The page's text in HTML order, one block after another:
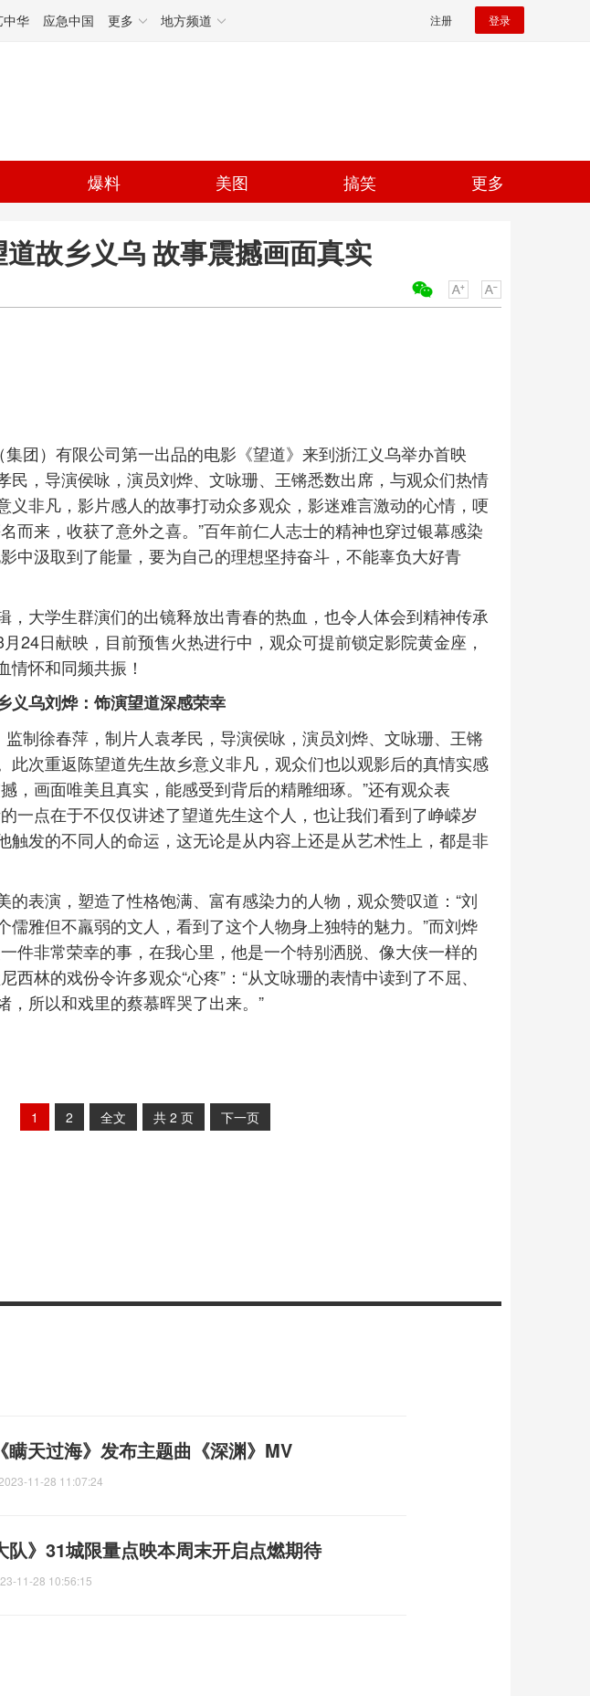
中华 应急中国 更多 地方频道 注册 登录
爆料 美图 搞笑 更多
道故乡义乌 故事震撼画面真实
团）有限公司第一出品的电影《望道》来到浙江义乌举办首映
民，导演侯咏，演员刘烨、文咏珊、王锵悉数出席，与观众们热情
义非凡，影片感人的故事打动众多观众，影迷难言激动的心情，哽
而来，收获了意外之喜。”百年前仁人志士的精神也穿过银幕感染
中汲取到了能量，要为自己的理想坚持奋斗，不能辜负大好青
，大学生群演们的出镜释放出青春的热血，也令人体会到精神传承
24日献映，目前预售火热进行中，观众可提前锁定影院黄金座，
情怀和同频共振！
义乌刘烨：饰演望道深感荣幸
制徐春萍，制片人袁孝民，导演侯咏，演员刘烨、文咏珊、王锵
此次重返陈望道先生故乡意义非凡，观众们也以观影后的真情实感
，画面唯美且真实，能感受到背后的精雕细琢。”还有观众表
一点在于不仅仅讲述了望道先生这个人，也让我们看到了峥嵘岁
触发的不同人的命运，这无论是从内容上还是从艺术性上，都是非
的表演，塑造了性格饱满、富有感染力的人物，观众赞叹道：“刘
儒雅但不羸弱的文人，看到了这个人物身上独特的魅力。”而刘烨
件非常荣幸的事，在我心里，他是一个特别洒脱、像大侠一样的
西林的戏份令许多观众“心疼”：“从文咏珊的表情中读到了不屈、
，所以和戏里的蔡慕晖哭了出来。”
1 2 全文 共 2 页 下一页
瞒天过海》发布主题曲《深渊》MV
2023-11-28 11:07:24
队》31城限量点映本周末开启点燃期待
11-28 10:56:15